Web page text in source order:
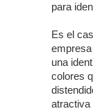
para
Es el
una
colores
atractiva